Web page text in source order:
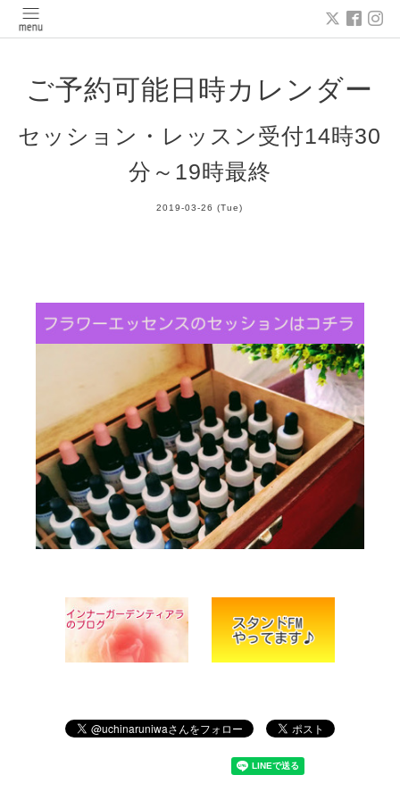
ご予約可能日時カレンダー
セッション・レッスン受付14時30
分～19時最終
2019-03-26 (Tue)